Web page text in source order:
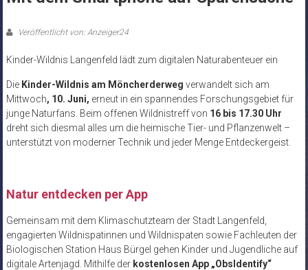
Veröffentlicht von: Anzeiger24
Kinder-Wildnis Langenfeld lädt zum digitalen Naturabenteuer ein
Die Kinder-Wildnis am Möncherderweg verwandelt sich am
Mittwoch, 10. Juni, erneut in ein spannendes Forschungsgebiet für
junge Naturfans. Beim offenen Wildnistreff von 16 bis 17.30 Uhr
dreht sich diesmal alles um die heimische Tier- und Pflanzenwelt –
unterstützt von moderner Technik und jeder Menge Entdeckergeist.
Natur entdecken per App
Gemeinsam mit dem Klimaschutzteam der Stadt Langenfeld,
engagierten Wildnispatinnen und Wildnispaten sowie Fachleuten der
Biologischen Station Haus Bürgel gehen Kinder und Jugendliche auf
digitale Artenjagd. Mithilfe derkostenlosen App „ObsIdentify“